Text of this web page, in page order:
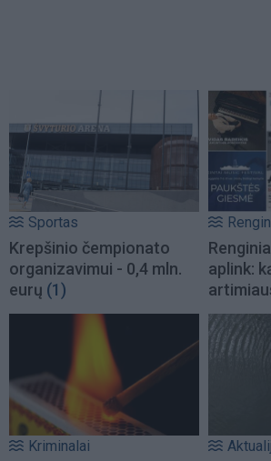
Sportas
Krepšinio čempionato
organizavimui - 0,4 mln.
eurų (1)
aplink:
Kriminalai